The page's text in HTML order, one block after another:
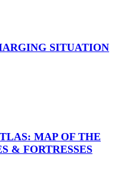
SITUATION
MAP OF THE
& FORTRESSES